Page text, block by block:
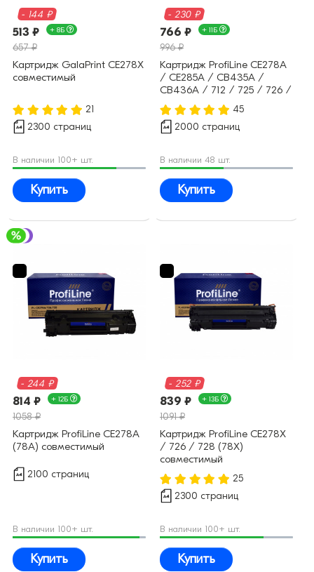
- 144 ₽
513 ₽ + 8Б
657 ₽
Картридж GalaPrint CE278X
совместимый
21
2300 страниц
В наличии 100+ шт.
Купить
- 230 ₽
766 ₽ + 11Б
996 ₽
Картридж ProfiLine CE278A
/ CE285A / CB435A /
CB436A / 712 / 725 / 726 /
728 (78A 85A 35A 36A)
совместимый
45
2000 страниц
В наличии 48 шт.
Купить
- 244 ₽
814 ₽ + 12Б
1058 ₽
Картридж ProfiLine CE278A
(78A) совместимый
2100 страниц
В наличии 100+ шт.
Купить
- 252 ₽
839 ₽ + 13Б
1091 ₽
Картридж ProfiLine CE278X
/ 726 / 728 (78X)
совместимый
25
2300 страниц
В наличии 100+ шт.
Купить